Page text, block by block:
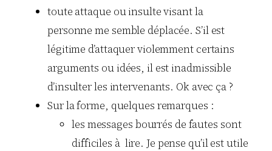
toute attaque ou insulte visant la
personne me semble déplacée. S’il est
légitime d’attaquer violemment certains
arguments ou idées, il est inadmissible
d’insulter les intervenants. Ok avec ça ?
Sur la forme, quelques remarques :
les messages bourrés de fautes sont
difficiles à lire. Je pense qu’il est utile